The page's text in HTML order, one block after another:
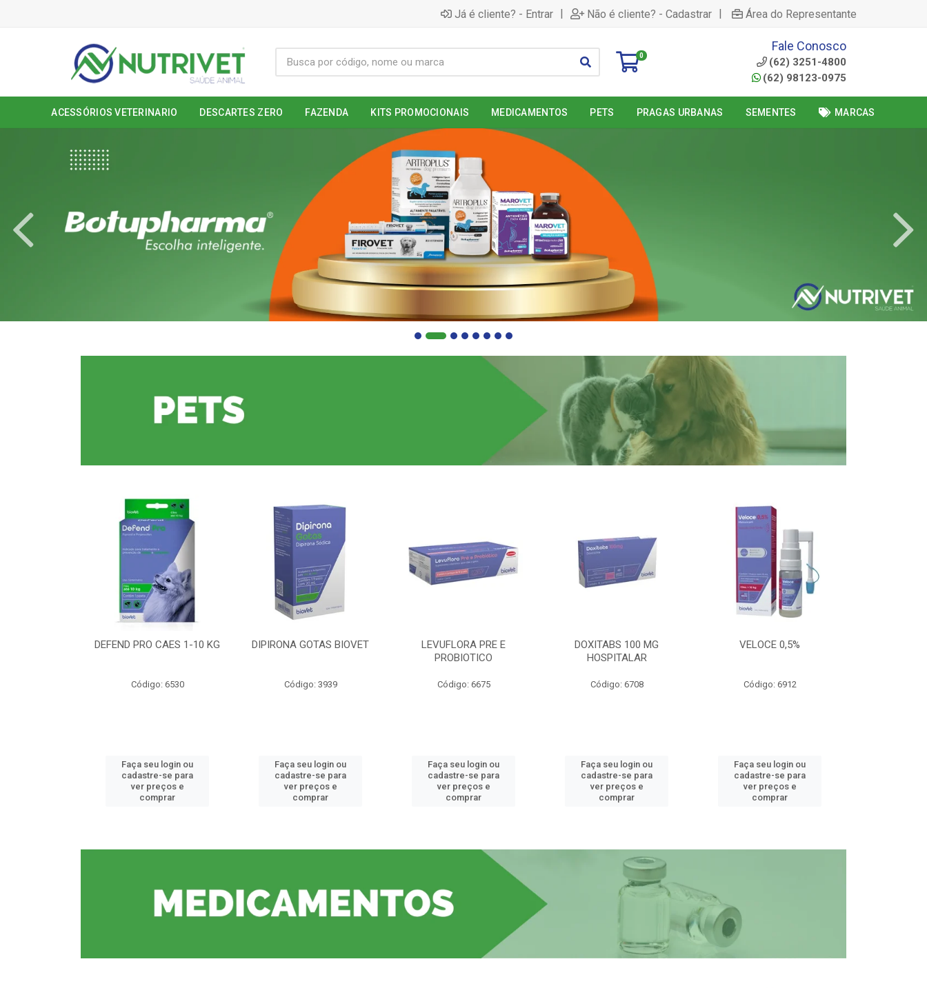
Já é cliente? - Entrar | Não é cliente? - Cadastrar | Área do Representante
0
Fale Conosco
(62) 3251-4800
(62) 98123-0975
ACESSÓRIOS VETERINARIO DESCARTES ZERO FAZENDA KITS PROMOCIONAIS MEDICAMENTOS PETS PRAGAS URBANAS SEMENTES MARCAS
DEFEND PRO CAES 1-10 KG
Código: 6530
Faça seu login ou
cadastre-se para
ver preços e
comprar
DIPIRONA GOTAS BIOVET
Código: 3939
Faça seu login ou
cadastre-se para
ver preços e
comprar
LEVUFLORA PRE E
PROBIOTICO
Código: 6675
Faça seu login ou
cadastre-se para
ver preços e
comprar
DOXITABS 100 MG
HOSPITALAR
Código: 6708
Faça seu login ou
cadastre-se para
ver preços e
comprar
VELOCE 0,5%
Código: 6912
Faça seu login ou
cadastre-se para
ver preços e
comprar